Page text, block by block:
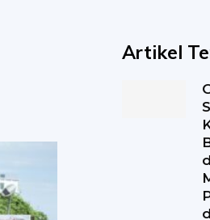
Artikel